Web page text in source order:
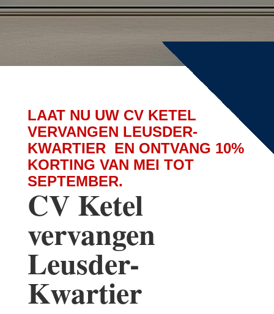
LAAT NU UW CV KETEL
VERVANGEN LEUSDER-
KWARTIER EN ONTVANG 10%
KORTING VAN MEI TOT
SEPTEMBER.
CV Ketel
vervangen
Leusder-
Kwartier